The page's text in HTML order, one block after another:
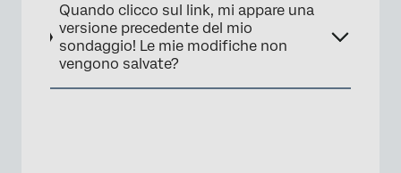
Quando clicco sul link, mi appare una
versione precedente del mio
sondaggio! Le mie modifiche non
vengono salvate?